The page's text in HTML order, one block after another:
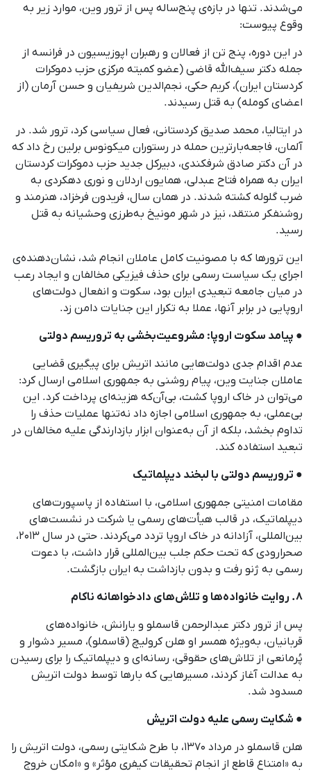
می‌شدند. تنها در بازه‌ی پنج‌ساله پس از ترور وین، موارد زیر به
وقوع پیوست:
در این دوره، پنج تن از فعالان و رهبران اپوزیسیون در فرانسه از
جمله دکتر سیف‌الله قاضی (عضو کمیته مرکزی حزب دموکرات
کردستان ایران)، کریم حکی، نجم‌الدین شریفیان و حسن آرمان (از
اعضای کومله) به قتل رسیدند.
در ایتالیا، محمد صدیق کردستانی، فعال سیاسی کرد، ترور شد. در
آلمان، فاجعه‌بارترین حمله در رستوران میکونوس برلین رخ داد که
در آن دکتر صادق شرفکندی، دبیرکل جدید حزب دموکرات کردستان
ایران به همراه فتاح عبدلی، همایون اردلان و نوری دهکردی به
ضرب گلوله کشته شدند. در همان سال، فریدون فرخزاد، هنرمند و
روشنفکر منتقد، نیز در شهر مونیخ به‌طرزی وحشیانه به قتل
رسید.
این ترورها که با مصونیت کامل عاملان انجام شد، نشان‌دهنده‌ی
اجرای یک سیاست رسمی برای حذف فیزیکی مخالفان و ایجاد رعب
در میان جامعه تبعیدی ایران بود، سکوت و انفعال دولت‌های
اروپایی در برابر آنها، عملا به تکرار این جنایات دامن زد.
● پیامد سکوت اروپا: مشروعیت‌بخشی به تروریسم دولتی
عدم اقدام جدی دولت‌هایی مانند اتریش برای پیگیری قضایی
عاملان جنایت وین، پیام روشنی به جمهوری اسلامی ارسال کرد:
می‌توان در خاک اروپا کشت، بی‌آن‌که هزینه‌ای پرداخت کرد. این
بی‌عملی، به جمهوری اسلامی اجازه داد نه‌تنها عملیات حذف را
تداوم بخشد، بلکه از آن به‌عنوان ابزار بازدارندگی علیه مخالفان در
تبعید استفاده کند.
● تروریسم دولتی با لبخند دیپلماتیک
مقامات امنیتی جمهوری اسلامی، با استفاده از پاسپورت‌های
دیپلماتیک، در قالب هیأت‌های رسمی یا شرکت در نشست‌های
بین‌المللی، آزادانه در خاک اروپا تردد می‌کردند. حتی در سال ۲۰۱۳،
صحرارودی که تحت حکم جلب بین‌المللی قرار داشت، با دعوت
رسمی به ژنو رفت و بدون بازداشت به ایران بازگشت.
۸. روایت خانواده‌ها و تلاش‌های دادخواهانه ناکام
پس از ترور دکتر عبدالرحمن قاسملو و یارانش، خانواده‌های
قربانیان، به‌ویژه همسر او هلن کرولیچ (قاسملو)، مسیر دشوار و
پُرمانعی از تلاش‌های حقوقی، رسانه‌ای و دیپلماتیک را برای رسیدن
به عدالت آغاز کردند، مسیرهایی که بارها توسط دولت اتریش
مسدود شد.
● شکایت رسمی علیه دولت اتریش
هلن قاسملو در مرداد ۱۳۷۰، با طرح شکایتی رسمی، دولت اتریش را
به «امتناع قاطع از انجام تحقیقات کیفری مؤثر» و «امکان خروج